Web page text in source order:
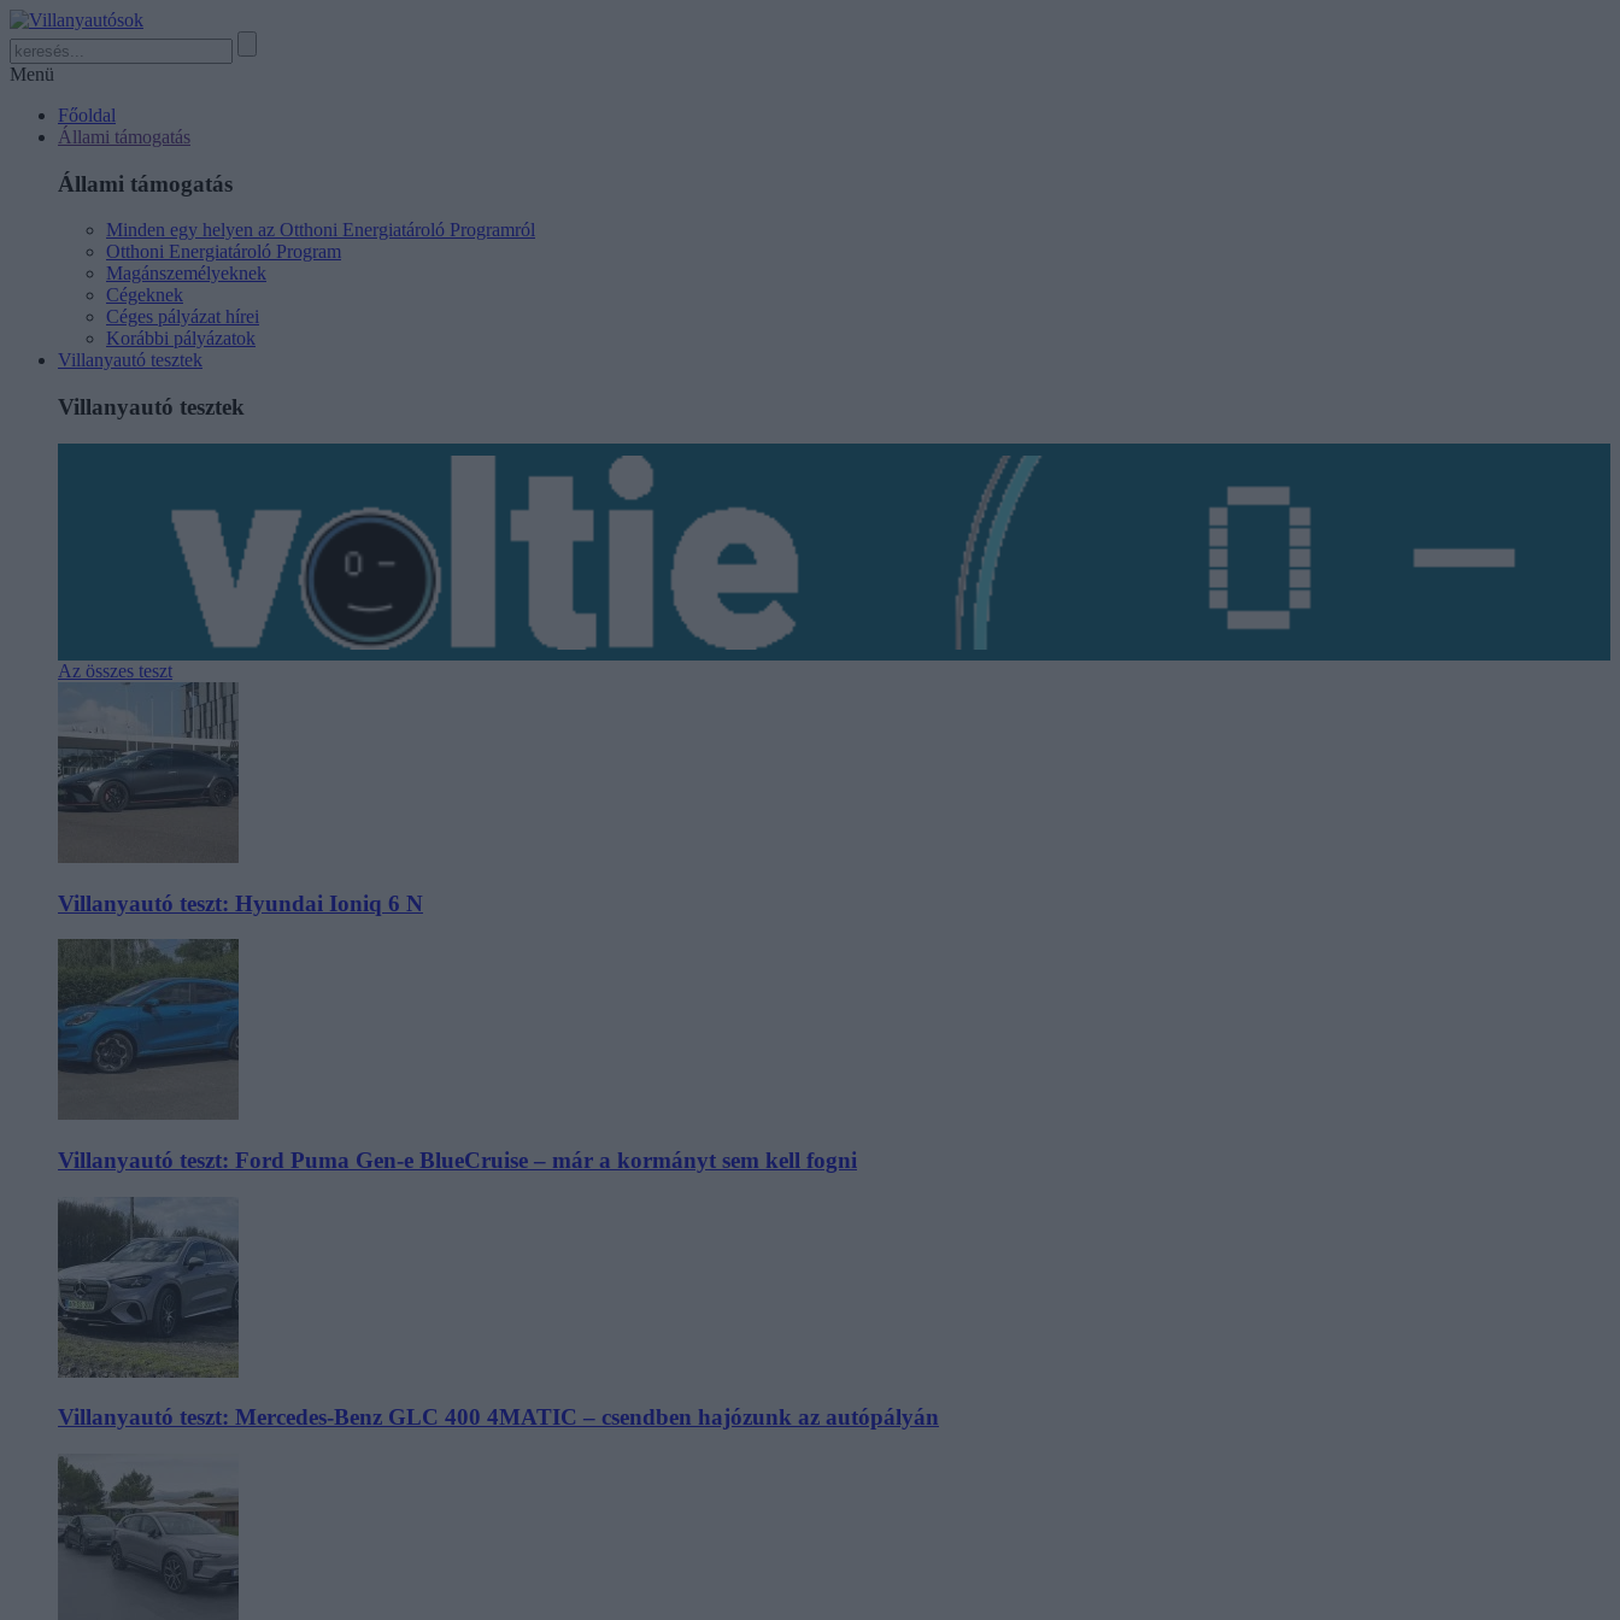
Menü
Főoldal
Állami támogatás
Állami támogatás
Minden egy helyen az Otthoni Energiatároló Programról
Otthoni Energiatároló Program
Magánszemélyeknek
Cégeknek
Céges pályázat hírei
Korábbi pályázatok
Villanyautó tesztek
Villanyautó tesztek
Az összes teszt
Villanyautó teszt: Hyundai Ioniq 6 N
Villanyautó teszt: Ford Puma Gen-e BlueCruise – már a kormányt sem kell fogni
Villanyautó teszt: Mercedes-Benz GLC 400 4MATIC – csendben hajózunk az autópályán